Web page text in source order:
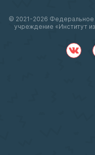
© 2021-2026
учреждение «Институт